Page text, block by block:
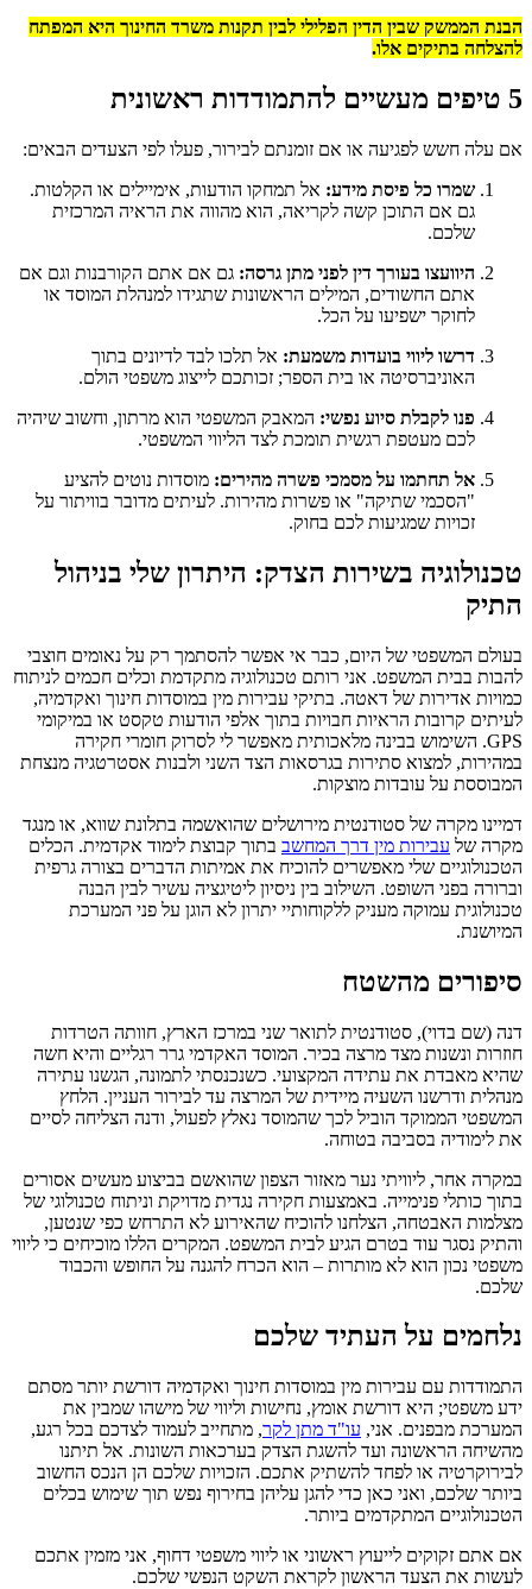
הבנת הממשק שבין הדין הפלילי לבין תקנות משרד החינוך היא המפתח
להצלחה בתיקים אלו.
5 טיפים מעשיים להתמודדות ראשונית
אם עלה חשש לפגיעה או אם זומנתם לבירור, פעלו לפי הצעדים הבאים:
שמרו כל פיסת מידע: אל תמחקו הודעות, אימיילים או הקלטות.
גם אם התוכן קשה לקריאה, הוא מהווה את הראיה המרכזית
שלכם.
היוועצו בעורך דין לפני מתן גרסה: גם אם אתם הקורבנות וגם אם
אתם החשודים, המילים הראשונות שתגידו למנהלת המוסד או
לחוקר ישפיעו על הכל.
דרשו ליווי בועדות משמעת: אל תלכו לבד לדיונים בתוך
האוניברסיטה או בית הספר; זכותכם לייצוג משפטי הולם.
פנו לקבלת סיוע נפשי: המאבק המשפטי הוא מרתון, וחשוב שיהיה
לכם מעטפת רגשית תומכת לצד הליווי המשפטי.
אל תחתמו על מסמכי פשרה מהירים: מוסדות נוטים להציע
"הסכמי שתיקה" או פשרות מהירות. לעיתים מדובר בוויתור על
זכויות שמגיעות לכם בחוק.
טכנולוגיה בשירות הצדק: היתרון שלי בניהול
התיק
בעולם המשפטי של היום, כבר אי אפשר להסתמך רק על נאומים חוצבי
להבות בבית המשפט. אני רותם טכנולוגיה מתקדמת וכלים חכמים לניתוח
כמויות אדירות של דאטה. בתיקי עבירות מין במוסדות חינוך ואקדמיה,
לעיתים קרובות הראיות חבויות בתוך אלפי הודעות טקסט או במיקומי
GPS. השימוש בבינה מלאכותית מאפשר לי לסרוק חומרי חקירה
במהירות, למצוא סתירות בגרסאות הצד השני ולבנות אסטרטגיה מנצחת
המבוססת על עובדות מוצקות.
דמיינו מקרה של סטודנטית מירושלים שהואשמה בתלונת שווא, או מנגד
מקרה של עבירות מין דרך המחשב בתוך קבוצת לימוד אקדמית. הכלים
הטכנולוגיים שלי מאפשרים להוכיח את אמיתות הדברים בצורה גרפית
וברורה בפני השופט. השילוב בין ניסיון ליטיגציה עשיר לבין הבנה
טכנולוגית עמוקה מעניק ללקוחותיי יתרון לא הוגן על פני המערכת
המיושנת.
סיפורים מהשטח
דנה (שם בדוי), סטודנטית לתואר שני במרכז הארץ, חוותה הטרדות
חוזרות ונשנות מצד מרצה בכיר. המוסד האקדמי גרר רגליים והיא חשה
שהיא מאבדת את עתידה המקצועי. כשנכנסתי לתמונה, הגשנו עתירה
מנהלית ודרשנו השעיה מיידית של המרצה עד לבירור העניין. הלחץ
המשפטי הממוקד הוביל לכך שהמוסד נאלץ לפעול, ודנה הצליחה לסיים
את לימודיה בסביבה בטוחה.
במקרה אחר, ליוויתי נער מאזור הצפון שהואשם בביצוע מעשים אסורים
בתוך כותלי פנימייה. באמצעות חקירה נגדית מדויקת וניתוח טכנולוגי של
מצלמות האבטחה, הצלחנו להוכיח שהאירוע לא התרחש כפי שנטען,
והתיק נסגר עוד בטרם הגיע לבית המשפט. המקרים הללו מוכיחים כי ליווי
משפטי נכון הוא לא מותרות – הוא הכרח להגנה על החופש והכבוד
שלכם.
נלחמים על העתיד שלכם
התמודדות עם עבירות מין במוסדות חינוך ואקדמיה דורשת יותר מסתם
ידע משפטי; היא דורשת אומץ, נחישות וליווי של מישהו שמבין את
המערכת מבפנים. אני, עו"ד מתן לקר, מתחייב לעמוד לצדכם בכל רגע,
מהשיחה הראשונה ועד להשגת הצדק בערכאות השונות. אל תיתנו
לבירוקרטיה או לפחד להשתיק אתכם. הזכויות שלכם הן הנכס החשוב
ביותר שלכם, ואני כאן כדי להגן עליהן בחירוף נפש תוך שימוש בכלים
הטכנולוגיים המתקדמים ביותר.
אם אתם זקוקים לייעוץ ראשוני או ליווי משפטי דחוף, אני מזמין אתכם
לעשות את הצעד הראשון לקראת השקט הנפשי שלכם.